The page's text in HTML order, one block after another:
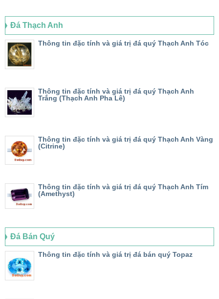
Đá Thạch Anh
Thông tin đặc tính và giá trị đá quý Thạch Anh Tóc
Thông tin đặc tính và giá trị đá quý Thạch Anh
Trắng (Thạch Anh Pha Lê)
Thông tin đặc tính và giá trị đá quý Thạch Anh Vàng
(Citrine)
Thông tin đặc tính và giá trị đá quý Thạch Anh Tím
(Amethyst)
Đá Bán Quý
Thông tin đặc tính và giá trị đá bán quý Topaz